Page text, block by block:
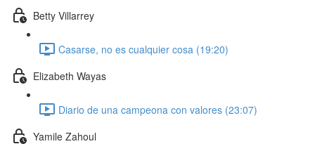
Betty Villarrey
Casarse, no es cualquier cosa (19:20)
Elizabeth Wayas
Diario de una campeona con valores (23:07)
Yamile Zahoul